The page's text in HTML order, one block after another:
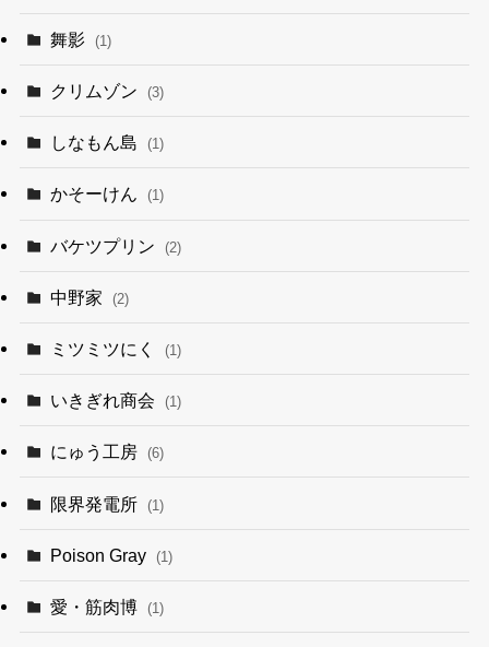
舞影 (1)
クリムゾン (3)
しなもん島 (1)
かそーけん (1)
バケツプリン (2)
中野家 (2)
ミツミツにく (1)
いきぎれ商会 (1)
にゅう工房 (6)
限界発電所 (1)
Poison Gray (1)
愛・筋肉博 (1)